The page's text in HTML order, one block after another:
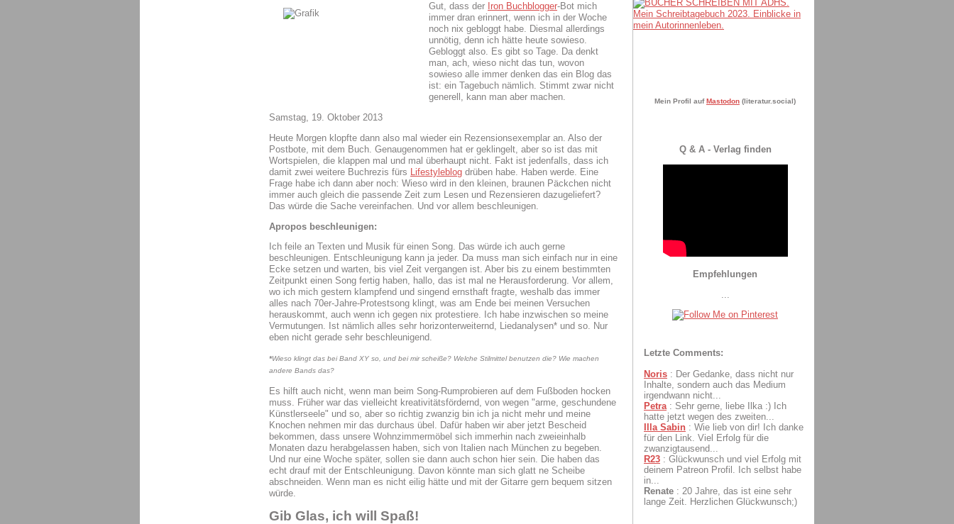
Gut, dass der Iron Buchblogger-Bot mich
immer dran erinnert, wenn ich in der Woche
noch nix gebloggt habe. Diesmal allerdings
unnötig, denn ich hätte heute sowieso.
Gebloggt also. Es gibt so Tage. Da denkt
man, ach, wieso nicht das tun, wovon
sowieso alle immer denken das ein Blog das
ist: ein Tagebuch nämlich. Stimmt zwar nicht
generell, kann man aber machen.
Samstag, 19. Oktober 2013
Heute Morgen klopfte dann also mal wieder ein Rezensionsexemplar an. Also der
Postbote, mit dem Buch. Genaugenommen hat er geklingelt, aber so ist das mit
Wortspielen, die klappen mal und mal überhaupt nicht. Fakt ist jedenfalls, dass ich
damit zwei weitere Buchrezis fürs
Lifestyleblog drüben habe. Haben werde. Eine
Frage habe ich dann aber noch: Wieso wird in den kleinen, braunen Päckchen nicht
immer auch gleich die passende Zeit zum Lesen und Rezensieren dazugeliefert?
Das würde die Sache vereinfachen. Und vor allem beschleunigen.
Apropos beschleunigen:
Ich feile an Texten und Musik für einen Song. Das würde ich auch gerne
beschleunigen. Entschleunigung kann ja jeder. Da muss man sich einfach nur in eine
Ecke setzen und warten, bis viel Zeit vergangen ist. Aber bis zu einem bestimmten
Zeitpunkt einen Song fertig haben, hallo, das ist mal ne Herausforderung. Vor allem,
wo ich mich gestern klampfend und singend ernsthaft fragte, weshalb das immer
alles nach 70er-Jahre-Protestsong klingt, was am Ende bei meinen Versuchen
herauskommt, auch wenn ich gegen nix protestiere. Ich habe inzwischen so meine
Vermutungen. Ist nämlich alles sehr horizonterweiternd, Liedanalysen* und so. Nur
eben nicht gerade sehr beschleunigend.
*Wieso klingt das bei Band XY so, und bei mir scheiße? Welche Stilmittel benutzen die? Wie machen
andere Bands das?
Es hilft auch nicht, wenn man beim Song-Rumprobieren auf dem Fußboden hocken
muss. Früher war das vielleicht kreativitätsfördernd, von wegen "arme, geschundene
Künstlerseele" und so, aber so richtig zwanzig bin ich ja nicht mehr und meine
Knochen nehmen mir das durchaus übel. Dafür haben wir aber jetzt Bescheid
bekommen, dass unsere Wohnzimmermöbel sich immerhin nach zweieinhalb
Monaten dazu herabgelassen haben, sich von Italien nach München zu begeben.
Und nur eine Woche später, sollen sie dann auch schon hier sein. Die haben das
echt drauf mit der Entschleunigung. Davon könnte man sich glatt ne Scheibe
abschneiden. Wenn man es nicht eilig hätte und mit der Gitarre gern bequem sitzen
würde.
Gib Glas, ich will Spaß!
Mein Profil auf Mastodon (literatur.social)
Q & A - Verlag finden
Empfehlungen
Letzte Comments:
Noris : Der Gedanke, dass nicht nur
Inhalte, sondern auch das Medium
irgendwann nicht...
Petra : Sehr gerne, liebe Ilka :) Ich
hatte jetzt wegen des zweiten...
Illa Sabin : Wie lieb von dir! Ich danke
für den Link. Viel Erfolg für die
zwanzigtausend...
R23 : Glückwunsch und viel Erfolg mit
deinem Patreon Profil. Ich selbst habe
in...
Renate : 20 Jahre, das ist eine sehr
lange Zeit. Herzlichen Glückwunsch;)